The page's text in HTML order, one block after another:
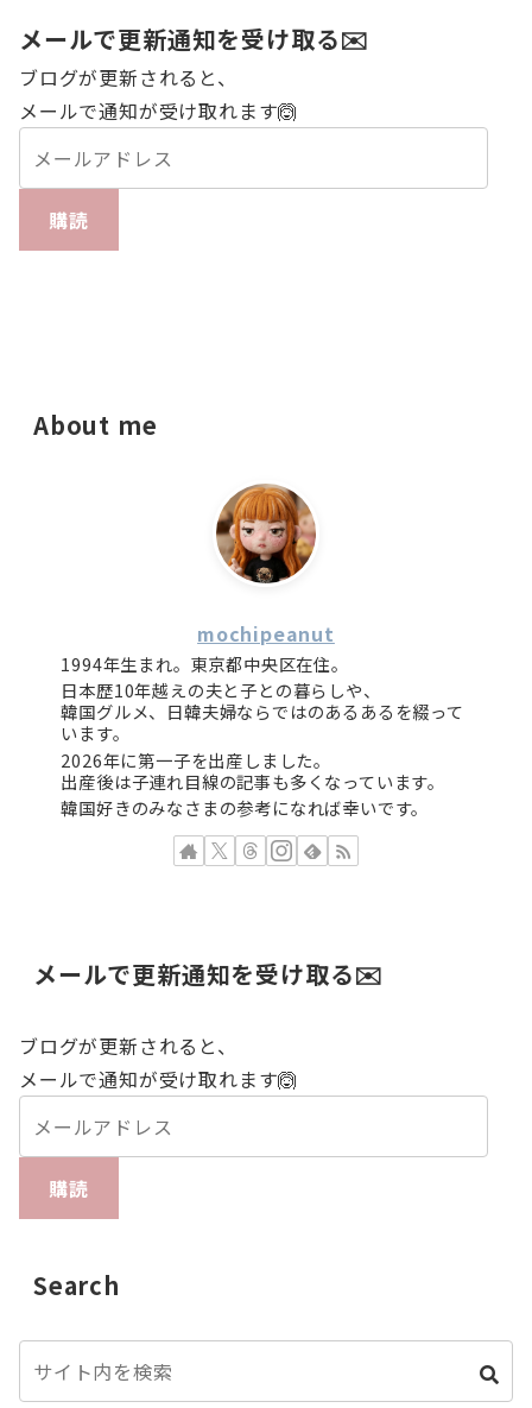
メールで更新通知を受け取る✉️
ブログが更新されると、
メールで通知が受け取れます🙆
購読
About me
mochipeanut
1994年生まれ。東京都中央区在住。
日本歴10年越えの夫と子との暮らしや、
韓国グルメ、日韓夫婦ならではのあるあるを綴って
います。
2026年に第一子を出産しました。
出産後は子連れ目線の記事も多くなっています。
韓国好きのみなさまの参考になれば幸いです。
メールで更新通知を受け取る✉️
ブログが更新されると、
メールで通知が受け取れます🙆
購読
Search